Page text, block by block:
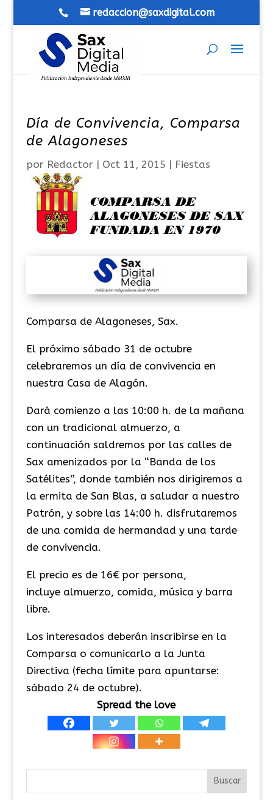
redaccion@saxdigital.com
Día de Convivencia, Comparsa
de Alagoneses
por Redactor| Oct 11, 2015 | Fiestas
Comparsa de Alagoneses, Sax.
El próximo sábado 31 de octubre
celebraremos un día de convivencia en
nuestra Casa de Alagón.
Dará comienzo a las 10:00 h. de la mañana
con un tradicional almuerzo, a
continuación saldremos por las calles de
Sax amenizados por la “Banda de los
Satélites”, donde también nos dirigiremos a
la ermita de San Blas, a saludar a nuestro
Patrón, y sobre las 14:00 h. disfrutaremos
de una comida de hermandad y una tarde
de convivencia.
El precio es de 16€ por persona,
incluye almuerzo, comida, música y barra
libre.
Los interesados deberán inscribirse en la
Comparsa o comunicarlo a la Junta
Directiva (fecha límite para apuntarse:
sábado 24 de octubre).
Spread the love